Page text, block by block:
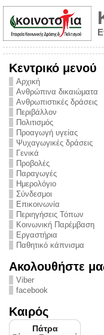
Κεντρικό μενού
Αρχική
Ανθρώπινα δικαιώματα
Ανθρωπιστικές δράσεις
Περιβάλλον
Πολιτισμός
Προαγωγή υγείας
Ψυχαγωγικές δράσεις
Γενικά
Προβολές
Παραγωγές
Ημερολόγιο
Σύνδεσμοι
Επικοινωνία
Περιηγήσεις Τόπων
Κοινωνική Παρέμβαση
Εργαστήρια
Παθητικό κάπνισμα
Ακολουθήστε
Viber
facebook
Καιρός
από την
την ημέρα
και
στο
2026